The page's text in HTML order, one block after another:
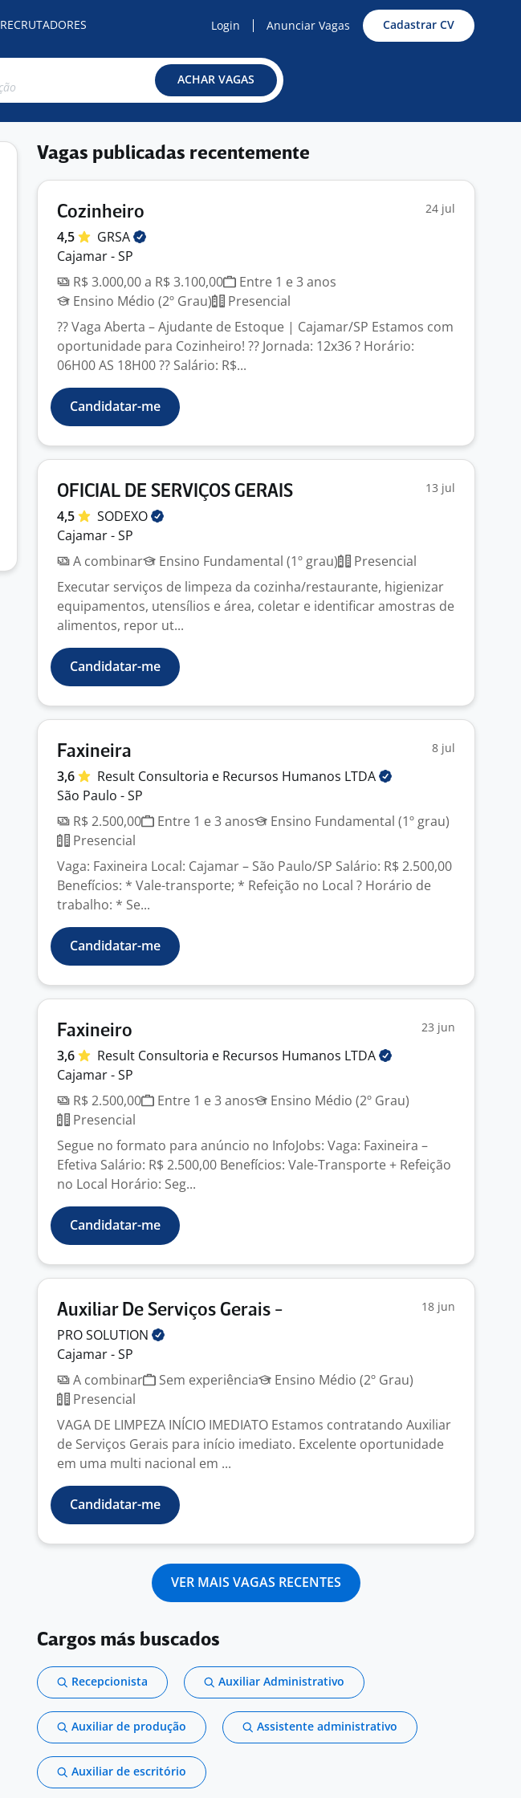
RECRUTADORES Login Anunciar Vagas Cadastrar CV
ACHAR VAGAS
Vagas publicadas recentemente
Cozinheiro 24 jul
4,5
GRSA
Cajamar - SP
R$ 3.000,00 a R$ 3.100,00
Entre 1 e 3 anos
Ensino Médio (2º Grau)
Presencial
?? Vaga Aberta – Ajudante de Estoque | Cajamar/SP Estamos com
oportunidade para Cozinheiro! ?? Jornada: 12x36 ? Horário:
06H00 AS 18H00 ?? Salário: R$...
Candidatar-me
OFICIAL DE SERVIÇOS GERAIS 13 jul
4,5
SODEXO
Cajamar - SP
A combinar
Ensino Fundamental (1º grau)
Presencial
Executar serviços de limpeza da cozinha/restaurante, higienizar
equipamentos, utensílios e área, coletar e identificar amostras de
alimentos, repor ut...
Candidatar-me
Faxineira 8 jul
3,6 Result Consultoria e Recursos Humanos LTDA
São Paulo - SP
R$ 2.500,00
Entre 1 e 3 anos
Ensino Fundamental (1º grau)
Presencial
Vaga: Faxineira Local: Cajamar – São Paulo/SP Salário: R$ 2.500,00
Benefícios: * Vale-transporte; * Refeição no Local ? Horário de
trabalho: * Se...
Candidatar-me
Faxineiro 23 jun
3,6 Result Consultoria e Recursos Humanos LTDA
Cajamar - SP
R$ 2.500,00
Entre 1 e 3 anos
Ensino Médio (2º Grau)
Presencial
Segue no formato para anúncio no InfoJobs: Vaga: Faxineira –
Efetiva Salário: R$ 2.500,00 Benefícios: Vale-Transporte + Refeição
no Local Horário: Seg...
Candidatar-me
Auxiliar De Serviços Gerais - 18 jun
PROSOLUTION
Cajamar - SP
A combinar
Sem experiência
Ensino Médio (2º Grau)
Presencial
VAGA DE LIMPEZA INÍCIO IMEDIATO Estamos contratando Auxiliar
de Serviços Gerais para início imediato. Excelente oportunidade
em uma multi nacional em ...
Candidatar-me
VER MAIS VAGAS RECENTES
Cargos más buscados
Recepcionista Auxiliar Administrativo
Auxiliar de produção Assistente administrativo
Auxiliar de escritório